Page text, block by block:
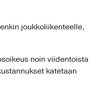
joukkoliikenteelle,
noin viidentoista
katetaan